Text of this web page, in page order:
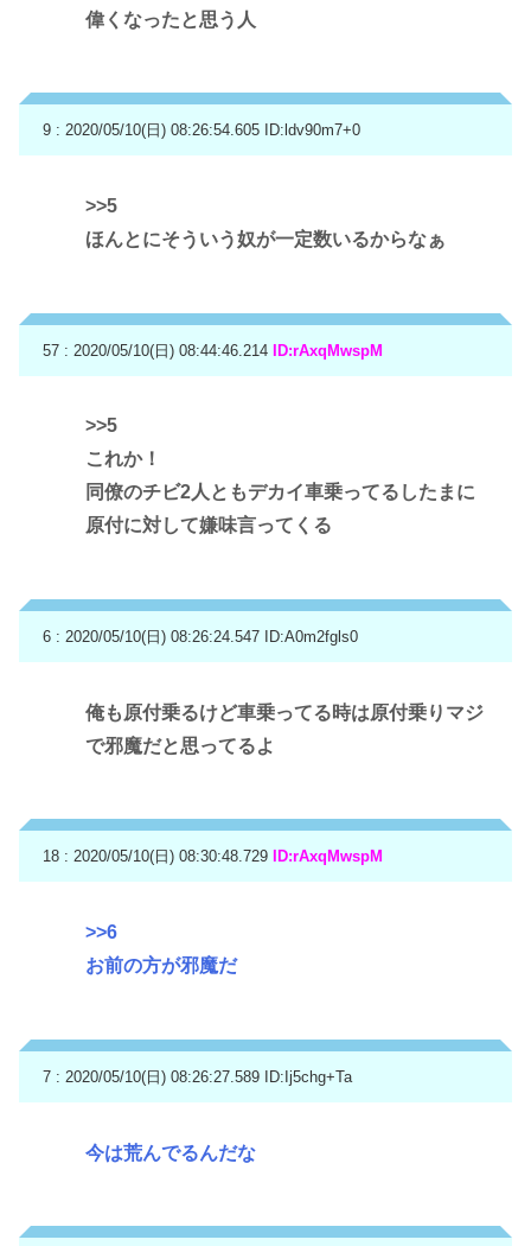
偉くなったと思う人
9 : 2020/05/10(日) 08:26:54.605 ID:ldv90m7+0
>>5
ほんとにそういう奴が一定数いるからなぁ
57 : 2020/05/10(日) 08:44:46.214 ID:rAxqMwspM
>>5
これか！
同僚のチビ2人ともデカイ車乗ってるしたまに
原付に対して嫌味言ってくる
6 : 2020/05/10(日) 08:26:24.547 ID:A0m2fgls0
俺も原付乗るけど車乗ってる時は原付乗りマジ
で邪魔だと思ってるよ
18 : 2020/05/10(日) 08:30:48.729 ID:rAxqMwspM
>>6
お前の方が邪魔だ
7 : 2020/05/10(日) 08:26:27.589 ID:Ij5chg+Ta
今は荒んでるんだな